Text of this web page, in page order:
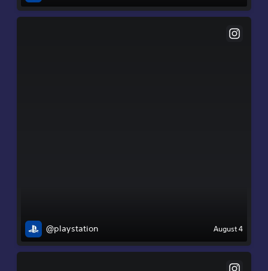
@playstation August 4